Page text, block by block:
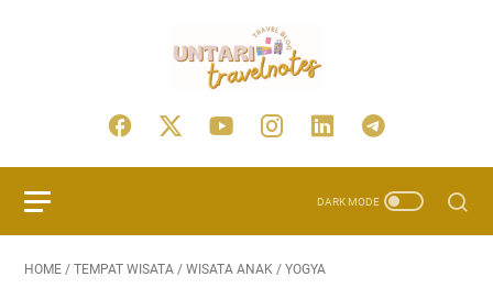
HOME / TEMPAT WISATA / WISATA ANAK / YOGYA